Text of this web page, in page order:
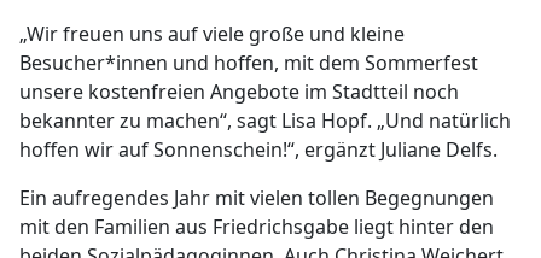
„Wir freuen uns auf viele große und kleine
Besucher*innen und hoffen, mit dem Sommerfest
unsere kostenfreien Angebote im Stadtteil noch
bekannter zu machen“, sagt Lisa Hopf. „Und natürlich
hoffen wir auf Sonnenschein!“, ergänzt Juliane Delfs.
Ein aufregendes Jahr mit vielen tollen Begegnungen
mit den Familien aus Friedrichsgabe liegt hinter den